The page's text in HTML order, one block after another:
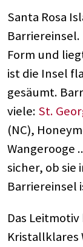
Santa Rosa
Form und
ist die Insel
gesäumt.
viele: St.
(NC),
Wangerooge
sicher, ob sie
Barriereinsel
Das
Kristallklares